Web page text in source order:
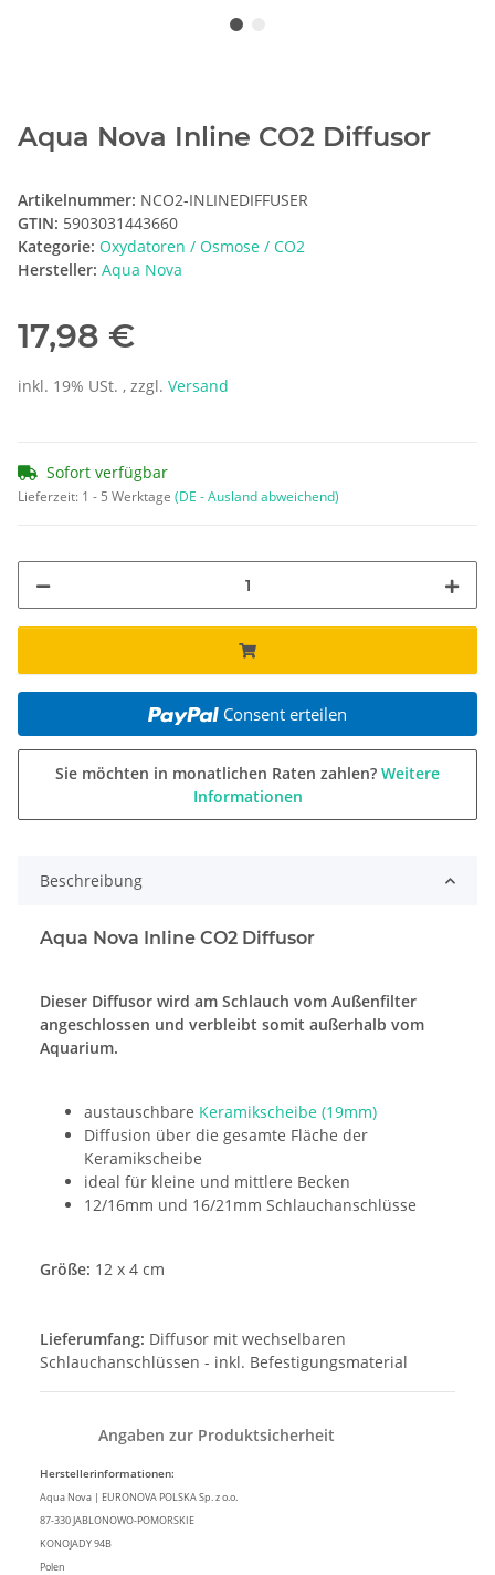
Aqua Nova Inline CO2 Diffusor
Artikelnummer: NCO2-INLINEDIFFUSER
GTIN: 5903031443660
Kategorie: Oxydatoren / Osmose / CO2
Hersteller: Aqua Nova
17,98 €
inkl. 19% USt. , zzgl. Versand
Sofort verfügbar
Lieferzeit: 1 - 5 Werktage (DE - Ausland abweichend)
Consent erteilen
Sie möchten in monatlichen Raten zahlen? Weitere
Informationen
Beschreibung
Aqua Nova Inline CO2 Diffusor
Dieser Diffusor wird am Schlauch vom Außenfilter
angeschlossen und verbleibt somit außerhalb vom
Aquarium.
austauschbare Keramikscheibe (19mm)
Diffusion über die gesamte Fläche der
Keramikscheibe
ideal für kleine und mittlere Becken
12/16mm und 16/21mm Schlauchanschlüsse
Größe: 12 x 4 cm
Lieferumfang: Diffusor mit wechselbaren
Schlauchanschlüssen - inkl. Befestigungsmaterial
Angaben zur Produktsicherheit
Herstellerinformationen:
Aqua Nova | EURONOVA POLSKA Sp. z o.o.
87-330 JABLONOWO-POMORSKIE
KONOJADY 94B
Polen